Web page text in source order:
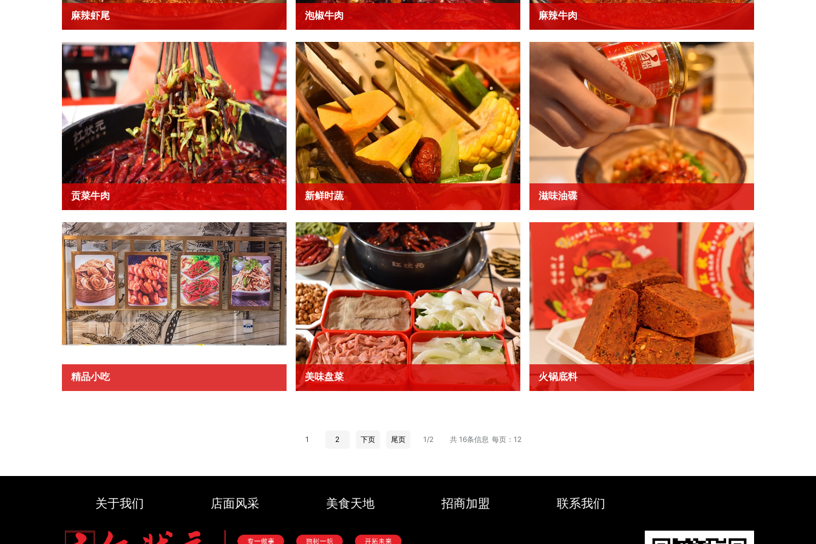
麻辣虾尾 泡椒牛肉 麻辣牛肉
贡菜牛肉 新鲜时蔬 滋味油碟
精品小吃 美味盘菜 火锅底料
1 2 下页 尾页 1/2 每页：12
共 16条信息
关于我们 店面风采 美食天地 招商加盟 联系我们